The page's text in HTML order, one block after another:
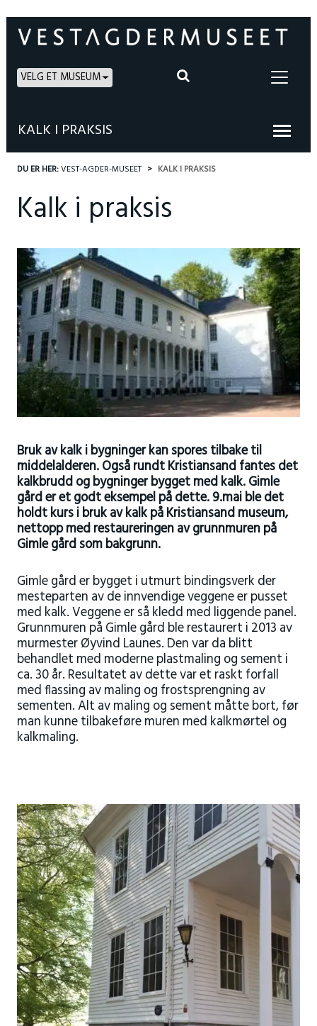
VELG ET MUSEUM
KALK I PRAKSIS
DU ER HER:VEST-AGDER-MUSEET KALK I PRAKSIS
Kalk i praksis
Bruk av kalk i bygninger kan spores tilbake til
middelalderen. Også rundt Kristiansand fantes det
kalkbrudd og bygninger bygget med kalk. Gimle
gård er et godt eksempel på dette. 9.mai ble det
holdt kurs i bruk av kalk på Kristiansand museum,
nettopp med restaureringen av grunnmuren på
Gimle gård som bakgrunn.
Gimle gård er bygget i utmurt bindingsverk der
mesteparten av de innvendige veggene er pusset
med kalk. Veggene er så kledd med liggende panel.
Grunnmuren på Gimle gård ble restaurert i 2013 av
murmester Øyvind Launes. Den var da blitt
behandlet med moderne plastmaling og sement i
ca. 30 år. Resultatet av dette var et raskt forfall
med flassing av maling og frostsprengning av
sementen. Alt av maling og sement måtte bort, før
man kunne tilbakeføre muren med kalkmørtel og
kalkmaling.